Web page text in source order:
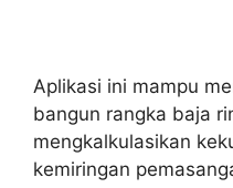
Aplikasi ini mampu
bangun rangka baja
mengkalkulasikan
kemiringan